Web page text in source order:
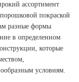
ассортимент
покраской
разные формы
в определенном
которые
условиям.